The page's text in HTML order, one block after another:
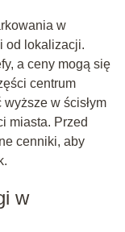
w
od lokalizacji.
a ceny mogą się
centrum
w ścisłym
miasta. Przed
cenniki, aby
w